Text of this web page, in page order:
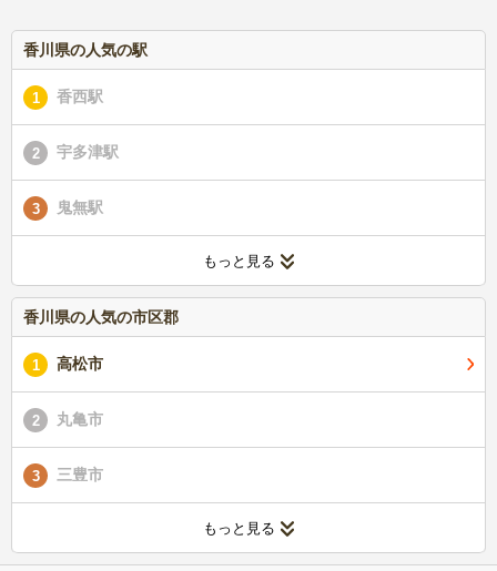
香川県の人気の駅
1 香西駅
2 宇多津駅
3 鬼無駅
もっと見る
香川県の人気の市区郡
1 高松市
2 丸亀市
3 三豊市
もっと見る